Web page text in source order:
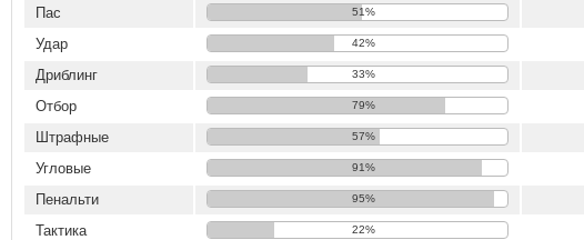
Пас 51%
Удар
42%
Дриблинг
33%
Отбор
79%
Штрафные
57%
Угловые
91%
Пенальти
95%
Тактика
22%